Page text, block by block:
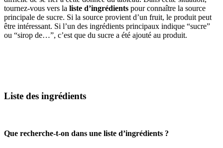
tournez-vous vers la liste d’ingrédients pour connaître la source
principale de sucre. Si la source provient d’un fruit, le produit peut
être intéressant. Si l’un des ingrédients principaux indique “sucre”
ou “sirop de…”, c’est que du sucre a été ajouté au produit.
Liste des ingrédients
Que recherche-t-on dans une liste d’ingrédients ?